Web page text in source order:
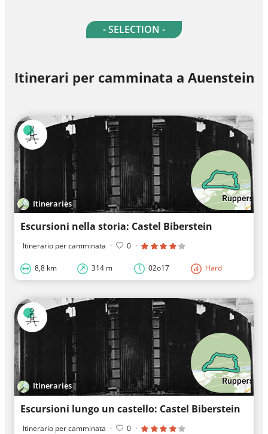
- SELECTION -
Itinerari per camminata a Auenstein
Itineraries
Escursioni nella storia: Castel Biberstein
Itinerario per camminata · 0 ·
8,8 km 314 m 02o17 Hard
Itineraries
Escursioni lungo un castello: Castel Biberstein
Itinerario per camminata · 0 ·